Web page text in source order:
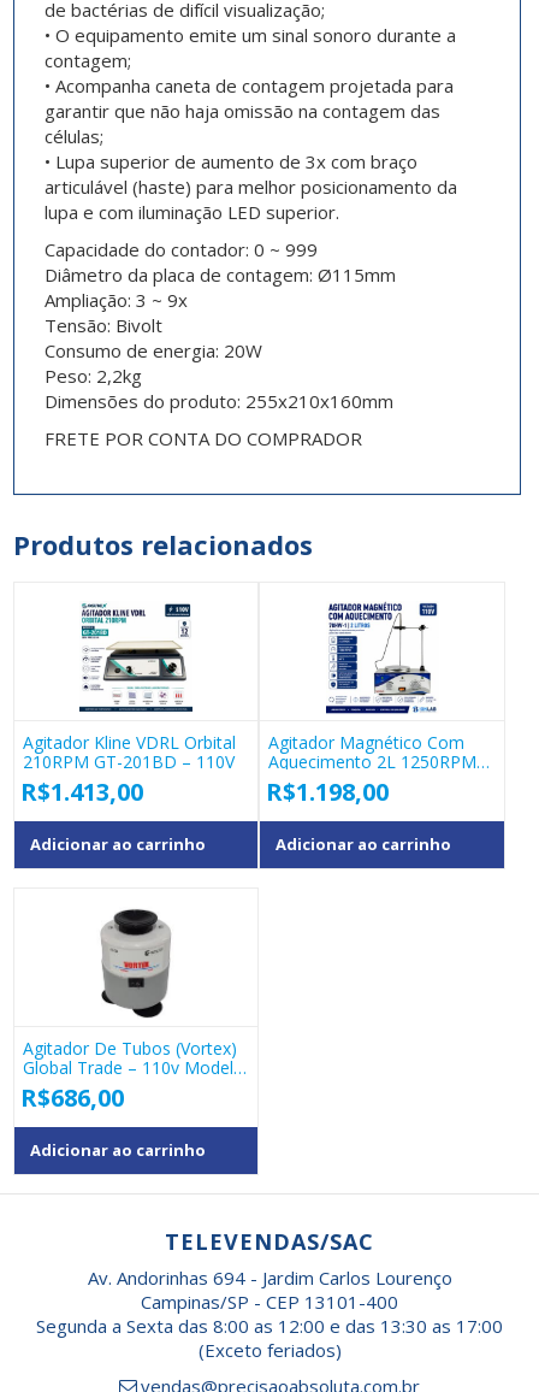
de bactérias de difícil visualização;
• O equipamento emite um sinal sonoro durante a
contagem;
• Acompanha caneta de contagem projetada para
garantir que não haja omissão na contagem das
células;
• Lupa superior de aumento de 3x com braço
articulável (haste) para melhor posicionamento da
lupa e com iluminação LED superior.
Capacidade do contador: 0 ~ 999
Diâmetro da placa de contagem: Ø115mm
Ampliação: 3 ~ 9x
Tensão: Bivolt
Consumo de energia: 20W
Peso: 2,2kg
Dimensões do produto: 255x210x160mm
FRETE POR CONTA DO COMPRADOR
Produtos relacionados
Agitador Kline VDRL Orbital
210RPM GT-201BD – 110V
R$1.413,00
Adicionar ao carrinho
Agitador Magnético Com
Aquecimento 2L 1250RPM
SATRA 78HW-1 – 110 V
R$1.198,00
Adicionar ao carrinho
Agitador De Tubos (vortex)
Global Trade – 110v Modelo
Xh-C
R$686,00
Adicionar ao carrinho
TELEVENDAS/SAC
Av. Andorinhas 694 - Jardim Carlos Lourenço
Campinas/SP - CEP 13101-400
Segunda a Sexta das 8:00 as 12:00 e das 13:30 as 17:00
(Exceto feriados)
vendas@precisaoabsoluta.com.br